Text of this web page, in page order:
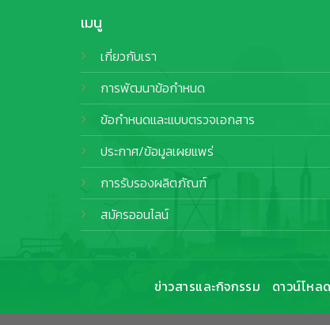
เมนู
เกี่ยวกับเรา
การพัฒนาข้อกำหนด
ข้อกำหนดและแบบตรวจเอกสาร
ประกาศ/ข้อมูลเผยแพร่
การรับรองผลิตภัณฑ์
สมัครออนไลน์
ข่าวสารและกิจกรรม ดาวน์โหล